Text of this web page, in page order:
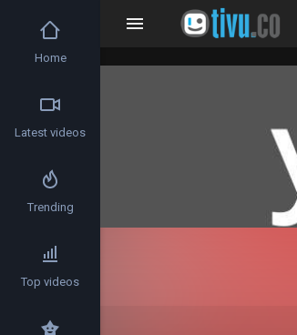
Home
Latest videos
Trending
Top videos